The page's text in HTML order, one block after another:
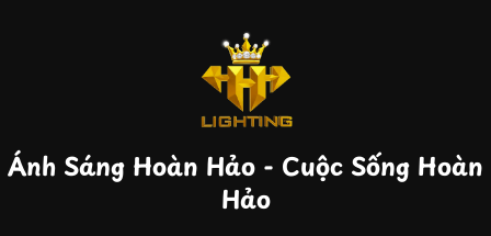
Ánh Sáng Hoàn Hảo - Cuộc Sống Hoàn
Hảo